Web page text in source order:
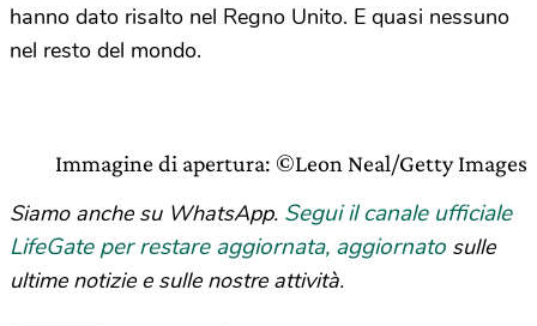
hanno dato risalto nel Regno Unito. E quasi nessuno
nel resto del mondo.
Immagine di apertura: ©Leon Neal/Getty Images
Siamo anche su WhatsApp. Segui il canale ufficiale
LifeGate per restare aggiornata, aggiornato sulle
ultime notizie e sulle nostre attività.